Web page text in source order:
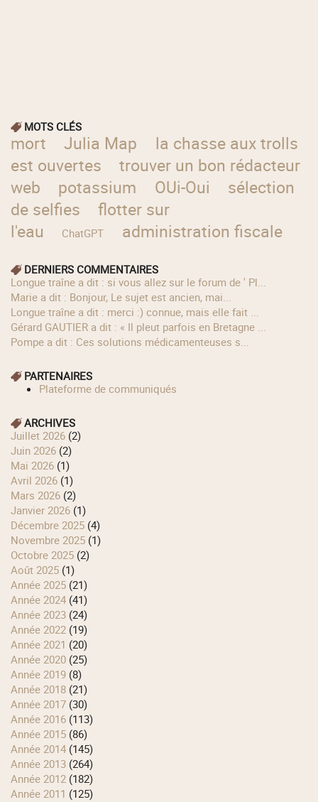
MOTS CLÉS
mort Julia Map
la chasse aux trolls
est ouvertes
trouver un bon rédacteur
web
potassium OUi-Oui
sélection
de selfies
flotter sur
l'eau
ChatGPT administration fiscale
DERNIERS COMMENTAIRES
longue traîne a dit : si vous allez sur le forum de ' Pl...
Marie a dit : Bonjour, Le sujet est ancien, mai...
longue traîne a dit : merci :) connue, mais elle fait ...
Gérard GAUTIER a dit : « Il pleut parfois en Bretagne ...
Pompe a dit : Ces solutions médicamenteuses s...
PARTENAIRES
Plateforme de communiqués
ARCHIVES
juillet 2026 (2)
juin 2026 (2)
mai 2026 (1)
avril 2026 (1)
mars 2026 (2)
janvier 2026 (1)
décembre 2025 (4)
novembre 2025 (1)
octobre 2025 (2)
août 2025 (1)
année 2025 (21)
année 2024 (41)
année 2023 (24)
année 2022 (19)
année 2021 (20)
année 2020 (25)
année 2019 (8)
année 2018 (21)
année 2017 (30)
année 2016 (113)
année 2015 (86)
année 2014 (145)
année 2013 (264)
année 2012 (182)
année 2011 (125)